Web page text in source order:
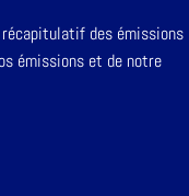
des émissions
émissions et de notre